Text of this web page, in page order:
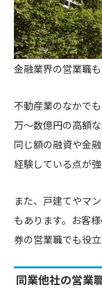
金融業界の営業職
不動産業のなかで
万〜数億円の高額
同じ額の融資や金
経験している点が
また、戸建てやマ
もあります。お客
券の営業職でも役立
同業他社の営業